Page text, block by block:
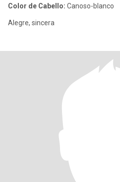
Color de Cabello: Canoso-blanco
Alegre, sincera